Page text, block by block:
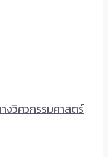
งวิศวกรรมศาสตร์